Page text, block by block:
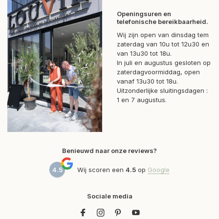
Openingsuren en
telefonische bereikbaarheid.
Wij zijn open van dinsdag tem
zaterdag van 10u tot 12u30 en
van 13u30 tot 18u.
In juli en augustus gesloten op
zaterdagvoormiddag, open
vanaf 13u30 tot 18u.
Uitzonderlijke sluitingsdagen :
1 en 7 augustus.
Benieuwd naar onze reviews?
4.5 Wij scoren een 4.5 op Google
Sociale media